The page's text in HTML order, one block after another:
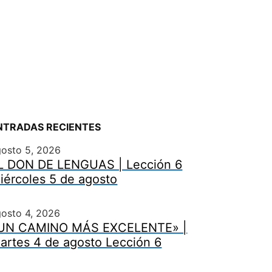
RECIENTES
5, 2026
DON DE LENGUAS | Lección 6
5 de agosto
4, 2026
CAMINO MÁS EXCELENTE» |
4 de agosto Lección 6